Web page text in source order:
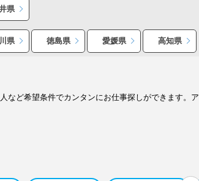
県
県 徳島県 愛媛県 高知県
など希望条件でカンタンにお仕事探しができます。ア